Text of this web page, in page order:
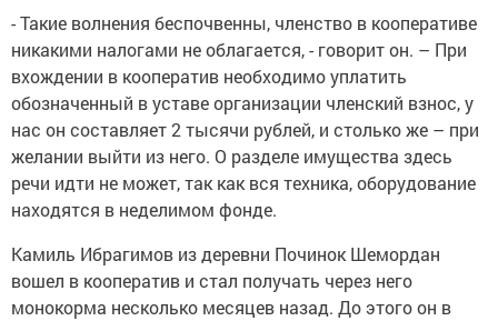
- Такие волнения беспочвенны, членство в кооперативе
никакими налогами не облагается, - говорит он. – При
вхождении в кооператив необходимо уплатить
обозначенный в уставе организации членский взнос, у
нас он составляет 2 тысячи рублей, и столько же – при
желании выйти из него. О разделе имущества здесь
речи идти не может, так как вся техника, оборудование
находятся в неделимом фонде.
Камиль Ибрагимов из деревни Починок Шемордан
вошел в кооператив и стал получать через него
монокорма несколько месяцев назад. До этого он в